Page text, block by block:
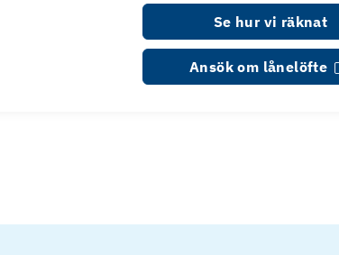
Se hur vi räknat
Ansök om lånelöfte